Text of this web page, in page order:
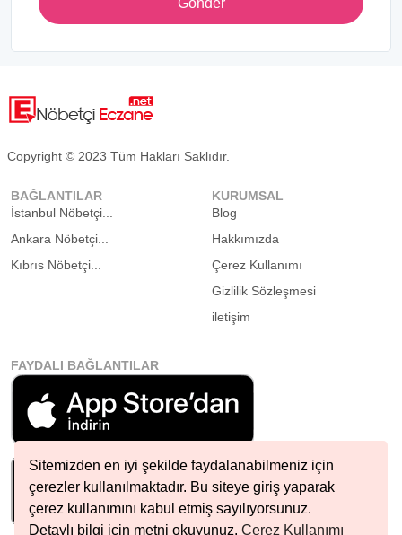
Sitemizden en iyi şekilde faydalanabilmeniz için
çerezler kullanılmaktadır. Bu siteye giriş yaparak
çerez kullanımını kabul etmiş sayılıyorsunuz.
Detaylı bilgi için metni okuyunuz. Çerez Kullanımı
Gönder
Copyright © 2023 Tüm Hakları Saklıdır.
BAĞLANTILAR
İstanbul Nöbetçi...
Ankara Nöbetçi...
Kıbrıs Nöbetçi...
KURUMSAL
Blog
Hakkımızda
Çerez Kullanımı
Gizlilik Sözleşmesi
iletişim
FAYDALI BAĞLANTILAR